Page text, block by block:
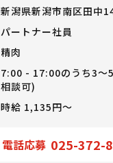
新潟県新潟市南区田中
パートナー社員
精肉
7:00 - 17:00のうち3
相談可)
時給 1,135円〜
電話応募 025-372-